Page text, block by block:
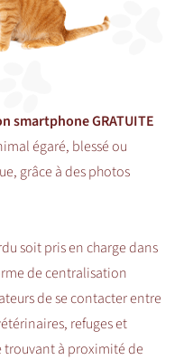
smartphone GRATUITE
égaré, blessé ou
grâce à des photos
soit pris en charge dans
de centralisation
de se contacter entre
refuges et
trouvant à proximité de